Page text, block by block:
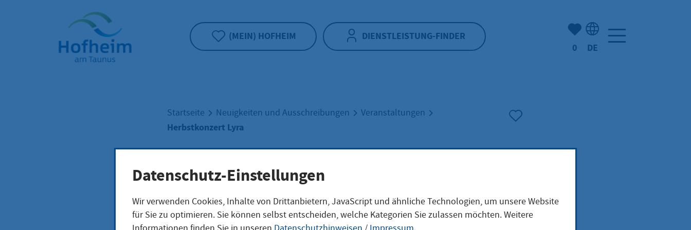
Startseite"
(MEIN) HOFHEIM DIENSTLEISTUNG-FINDER
Anzahl der gemerkten
0 DE
Startseite Neuigkeiten und Ausschreibungen Veranstaltungen
Herbstkonzert Lyra
Herbstkonzert Lyra
Datenschutz-Einstellungen
Wir verwenden Cookies, Inhalte von Drittanbietern, JavaScript und ähnliche Technologien, um unsere Website
für Sie zu optimieren. Sie können selbst entscheiden, welche Kategorien Sie zulassen möchten. Weitere